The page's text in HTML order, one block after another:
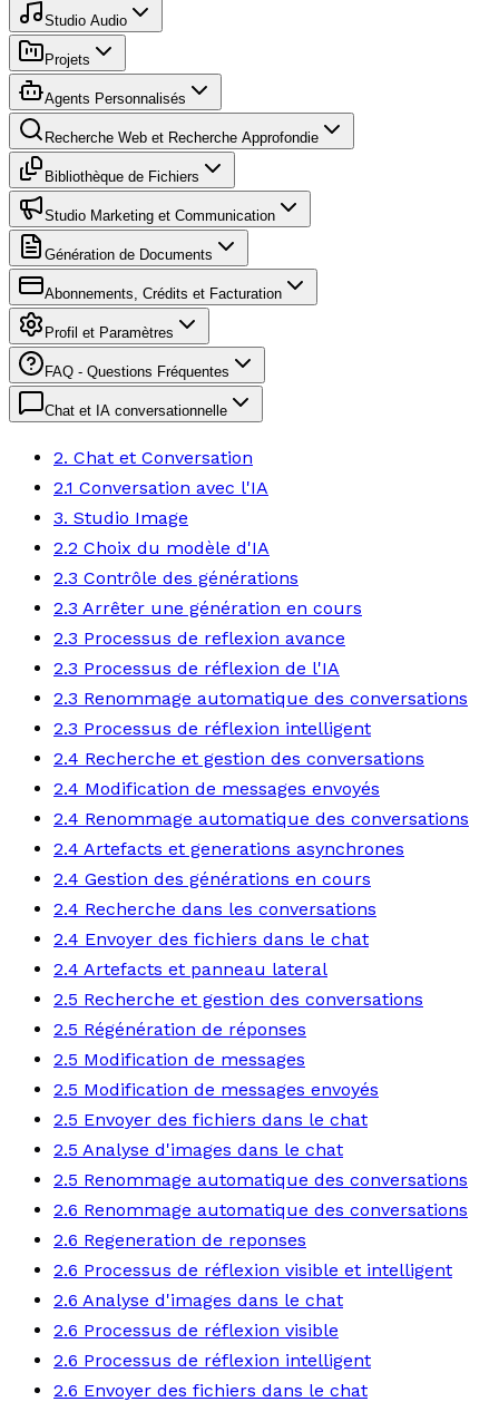
Studio Audio
Projets
Agents Personnalisés
Recherche Web et Recherche Approfondie
Bibliothèque de Fichiers
Studio Marketing et Communication
Génération de Documents
Abonnements, Crédits et Facturation
Profil et Paramètres
FAQ - Questions Fréquentes
Chat et IA conversationnelle
2. Chat et Conversation
2.1 Conversation avec l'IA
3. Studio Image
2.2 Choix du modèle d'IA
2.3 Contrôle des générations
2.3 Arrêter une génération en cours
2.3 Processus de reflexion avance
2.3 Processus de réflexion de l'IA
2.3 Renommage automatique des conversations
2.3 Processus de réflexion intelligent
2.4 Recherche et gestion des conversations
2.4 Modification de messages envoyés
2.4 Renommage automatique des conversations
2.4 Artefacts et generations asynchrones
2.4 Gestion des générations en cours
2.4 Recherche dans les conversations
2.4 Envoyer des fichiers dans le chat
2.4 Artefacts et panneau lateral
2.5 Recherche et gestion des conversations
2.5 Régénération de réponses
2.5 Modification de messages
2.5 Modification de messages envoyés
2.5 Envoyer des fichiers dans le chat
2.5 Analyse d'images dans le chat
2.5 Renommage automatique des conversations
2.6 Renommage automatique des conversations
2.6 Regeneration de reponses
2.6 Processus de réflexion visible et intelligent
2.6 Analyse d'images dans le chat
2.6 Processus de réflexion visible
2.6 Processus de réflexion intelligent
2.6 Envoyer des fichiers dans le chat